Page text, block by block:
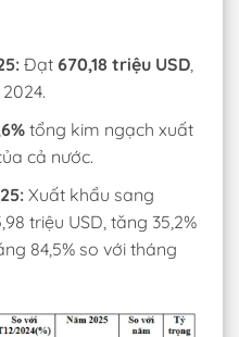
Đạt 670,18 triệu USD,
tổng kim ngạch xuất
cả nước.
Xuất khẩu sang
triệu USD, tăng 35,2%
84,5% so với tháng